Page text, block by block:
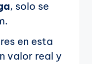
, solo se
en esta
valor real y